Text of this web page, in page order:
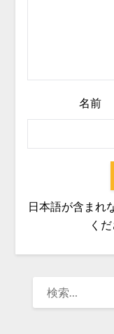
名前
日本語が含まれ
く